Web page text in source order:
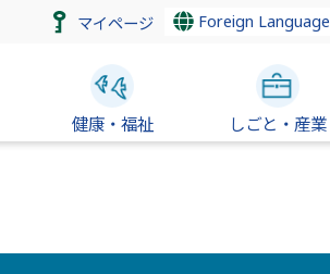
マイページ Foreign Language
健康・福祉 しごと・産業